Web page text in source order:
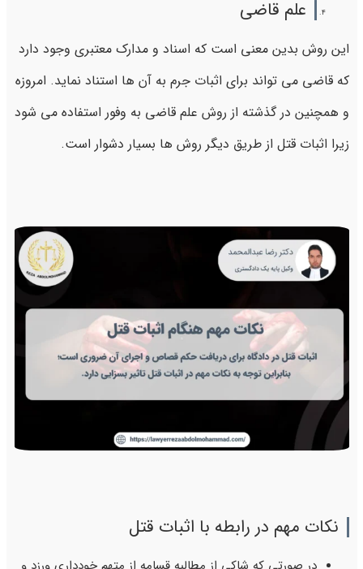
علم قاضی
این روش بدین معنی است که اسناد و مدارک معتبری وجود دارد
که قاضی می تواند برای اثبات جرم به آن ها استناد نماید. امروزه
و همچنین در گذشته از روش علم قاضی به وفور استفاده می شود
زیرا اثبات قتل از طریق دیگر روش ها بسیار دشوار است.
نکات مهم در رابطه با اثبات قتل